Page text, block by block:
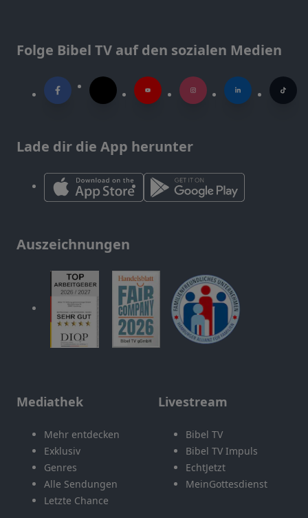
Folge Bibel TV auf den sozialen Medien
Lade dir die App herunter
Auszeichnungen
Mediathek
Mehr entdecken
Exklusiv
Genres
Alle Sendungen
Letzte Chance
Livestream
Bibel TV
Bibel TV Impuls
EchtJetzt
MeinGottesdienst